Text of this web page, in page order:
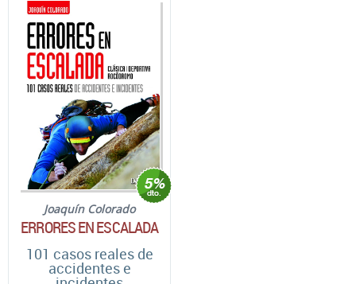
Joaquín Colorado
ERRORES EN ESCALADA
101 casos reales de
accidentes e